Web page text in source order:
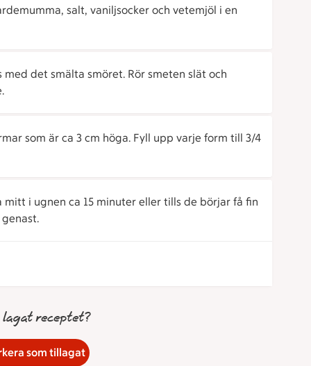
salt, vaniljsocker och vetemjöl i en
det smälta smöret. Rör smeten slät och
som är ca 3 cm höga. Fyll upp varje form till 3/4
i ugnen ca 15 minuter eller tills de börjar få fin
lagat receptet?
som tillagat